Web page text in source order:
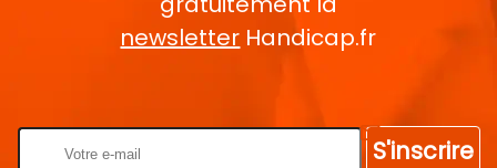
newsletter Handicap.fr
S'inscrire